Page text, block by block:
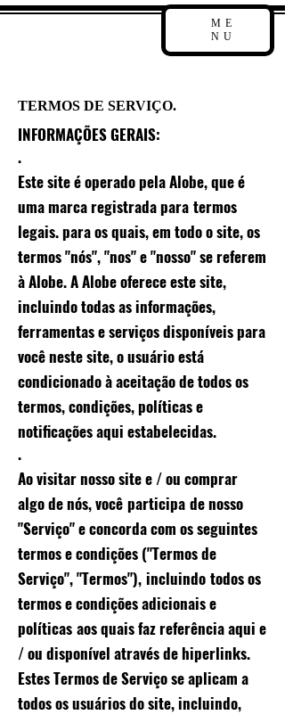
ME
NU
TERMOS DE SERVIÇO.
INFORMAÇÕES GERAIS:
.
Este site é operado pela Alobe, que é
uma marca registrada para termos
legais. para os quais, em todo o site, os
termos "nós", "nos" e "nosso" se referem
à Alobe. A Alobe oferece este site,
incluindo todas as informações,
ferramentas e serviços disponíveis para
você neste site, o usuário está
condicionado à aceitação de todos os
termos, condições, políticas e
notificações aqui estabelecidas.
.
Ao visitar nosso site e / ou comprar
algo de nós, você participa de nosso
"Serviço" e concorda com os seguintes
termos e condições ("Termos de
Serviço", "Termos"), incluindo todos os
termos e condições adicionais e
políticas aos quais faz referência aqui e
/ ou disponível através de hiperlinks.
Estes Termos de Serviço se aplicam a
todos os usuários do site, incluindo,